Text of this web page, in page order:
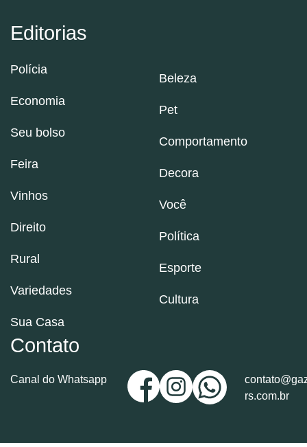
Editorias
Polícia
Economia
Seu bolso
Feira
Vinhos
Direito
Rural
Variedades
Sua Casa
Beleza
Pet
Comportamento
Decora
Você
Política
Esporte
Cultura
Contato
Canal do Whatsapp
rs.com.br